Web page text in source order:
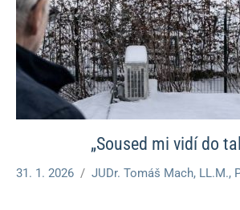
„Soused mi vidí do
31. 1. 2026 JUDr. Tomáš Mach, LL.M.,